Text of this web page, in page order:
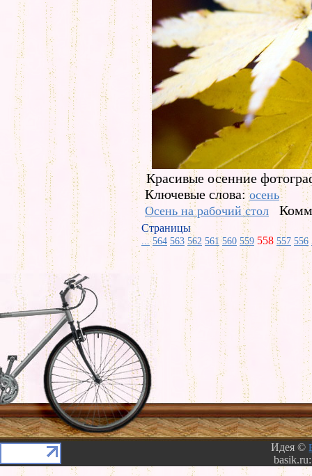
Красивые осенние
Ключевые слова:осень
Осень на рабочий стол
Страницы
... 564 563 562 561 560 559 558 557 556
Идея ©